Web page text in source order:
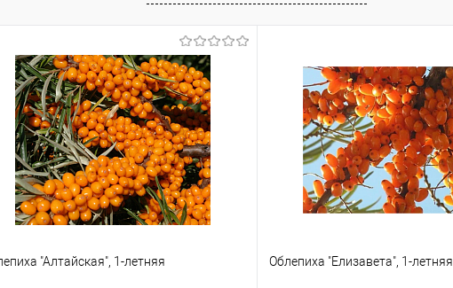
"Алтайская", 1-летняя Облепиха "Елизавета", 1-летняя